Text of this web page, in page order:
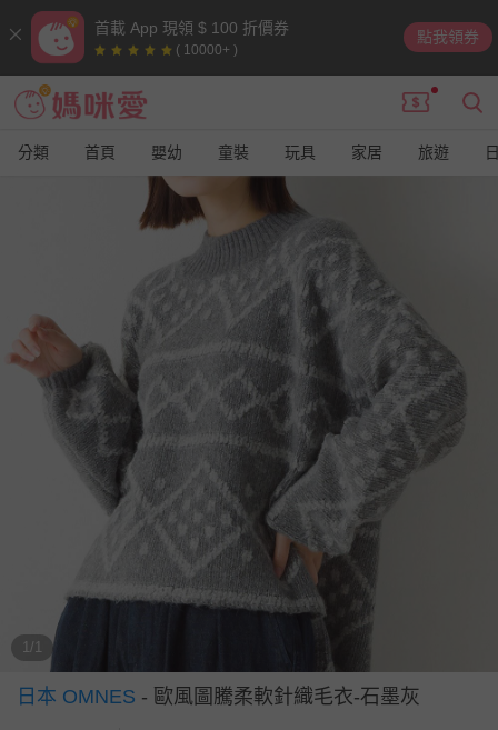
首載 App 現領 $ 100 折價券
( 10000+ )
點我領券
分類 首頁 嬰幼 童裝 玩具 家居 旅遊
1/1
日本 OMNES - 歐風圖騰柔軟針織毛衣-石墨灰